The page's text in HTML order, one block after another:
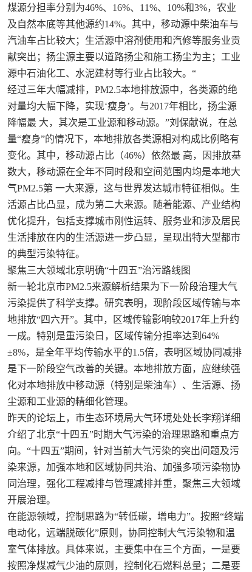
煤源分担率分别为46%、16%、11%、10%和3%，农业
及自然本底等其他源约14%。其中，移动源中柴油车与
汽油车占比较大；生活源中溶剂使用和汽修等服务业贡
献突出；扬尘源主要以道路扬尘和施工扬尘为主；工业
源中石油化工、水泥建材等行业占比较大。“
经过三年大幅减排，PM2.5本地排放源中，各类源的绝
对量均大幅下降，实现‘瘦身’。与2017年相比，扬尘源
降幅最 大，其次是工业源和移动源。”刘保献说，在总
量“瘦身”的情况下，本地排放各类源相对构成比例略有
变化。其中，移动源占比（46%）依然最 高，因排放基
数大，移动源在全年不同时段和空间范围内均是本地大
气PM2.5第 一大来源，这与世界发达城市特征相似。生
活源占比凸显，成为第二大来源。随着能源、产业结构
优化提升，包括支撑城市刚性运转、服务业和涉及居民
生活排放在内的生活源进一步凸显，呈现出特大型都市
的典型污染特征。
聚焦三大领域北京明确“十四五”治污路线图
新一轮北京市PM2.5来源解析结果为下一阶段治理大气
污染提供了科学支撑。研究表明，现阶段区域传输与本
地排放“四六开”。其中，区域传输影响较2017年上升约
一成。特别是重污染日，区域传输分担率达到64%
±8%，是全年平均传输水平的1.5倍，表明区域协同减排
是下一阶段空气改善的关键。本地排放方面，应继续强
化对本地排放中移动源（特别是柴油车）、生活源、扬
尘源和工业源的精细化管理。
昨天的论坛上，市生态环境局大气环境处处长李翔详细
介绍了北京“十四五”时期大气污染的治理思路和重点方
向。“十四五”期间，针对当前大气污染的突出问题及污
染来源，加强本地和区域协同共治、加强多项污染物协
同治理，强化工程减排与管理减排并重，聚焦三大领域
开展治理。
在能源领域，控制思路为“转低碳，增电力”。按照“终端
电动化，远端脱碳化”原则，协同控制大气污染物和温
室气体排放。具体来说，主要集中在三个方面，一是要
按照净煤减气少油的原则，控制化石燃料总量；二是要